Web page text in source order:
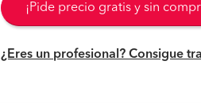
¡Pide precio gratis y sin
¿Eres un profesional? Consigue